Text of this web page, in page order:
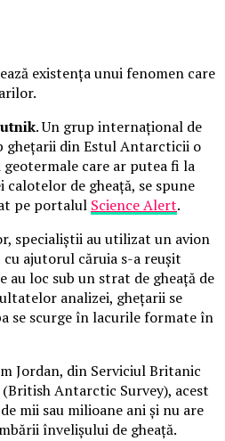
existența unui fenomen care
. Un grup internațional de
ghețarii din Estul Antarcticii o
care ar putea fi la
de gheață, se spune
pe portalul Science Alert.
specialiștii au utilizat un avion
ajutorul căruia s-a reușit
au loc sub un strat de gheață de
analizei, ghețarii se
se scurge în lacurile formate în
Jordan, din Serviciul Britanic
Antarctic Survey), acest
mii sau milioane ani și nu are
învelișului de gheață.